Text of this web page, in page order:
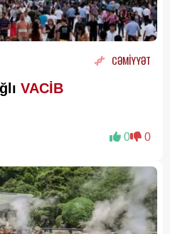
CƏMİYYƏT
VACİB
0 0